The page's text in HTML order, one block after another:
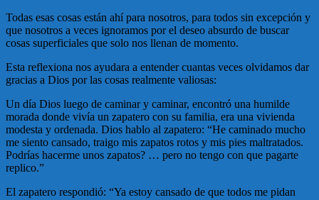
Todas esas cosas están ahí para nosotros, para todos sin excepción y
que nosotros a veces ignoramos por el deseo absurdo de buscar
cosas superficiales que solo nos llenan de momento.
Esta reflexiona nos ayudara a entender cuantas veces olvidamos dar
gracias a Dios por las cosas realmente valiosas:
Un día Dios luego de caminar y caminar, encontró una humilde
morada donde vivía un zapatero con su familia, era una vivienda
modesta y ordenada. Dios hablo al zapatero: “He caminado mucho
me siento cansado, traigo mis zapatos rotos y mis pies maltratados.
Podrías hacerme unos zapatos? … pero no tengo con que pagarte
replico.”
El zapatero respondió: “Ya estoy cansado de que todos me pidan